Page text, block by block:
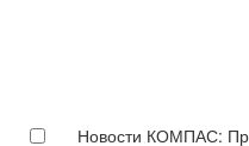
Новости КОМПАС: